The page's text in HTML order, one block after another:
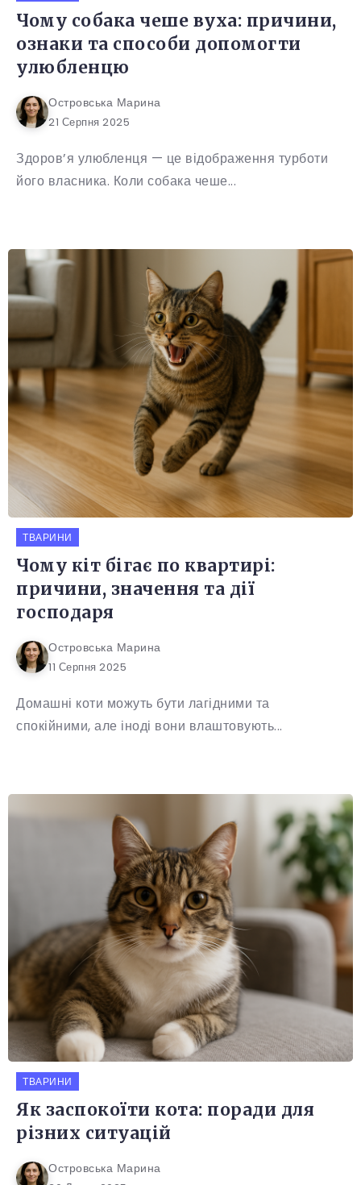
Чому собака чеше вуха: причини,
ознаки та способи допомогти
улюбленцю
Островська Марина
21 Серпня 2025
Здоров’я улюбленця — це відображення турботи
його власника. Коли собака чеше...
ТВАРИНИ
Чому кіт бігає по квартирі:
причини, значення та дії
господаря
Островська Марина
11 Серпня 2025
Домашні коти можуть бути лагідними та
спокійними, але іноді вони влаштовують...
ТВАРИНИ
Як заспокоїти кота: поради для
різних ситуацій
Островська Марина